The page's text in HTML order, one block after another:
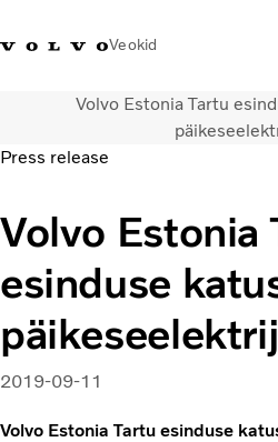
Veokid
+372 671
Volvo Action
Service
Veokid
KONTAKTID & ESINDUSED
Uudised
Meist
Kampaaniad
Volvo Estonia Tartu
Press release
Volvo Estonia
esinduse
2019-09-11
Volvo Estonia Tartu esinduse